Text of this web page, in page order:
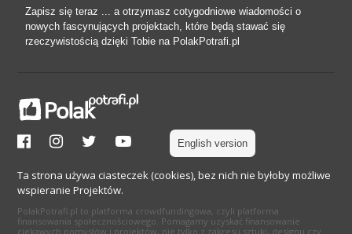
Zapisz się teraz ... a otrzymasz cotygodniowe wiadomości o
nowych fascynujących projektach, które będą stawać się
rzeczywistością dzięki Tobie na PolakPotrafi.pl
English version
Ta strona używa ciasteczek (cookies), bez nich nie byłoby możliwe
wspieranie Projektów.
PolakPotrafi.pl to platforma crowdfundingowa, czyli platforma
finansowania społecznościowego. Pomagamy uzyskać finansowanie
ciekawych pomysłów i projektów, nie tylko z zakresu sztuki, designu czy